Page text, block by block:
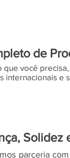
de
você
internacionais e
Solidez
parceria